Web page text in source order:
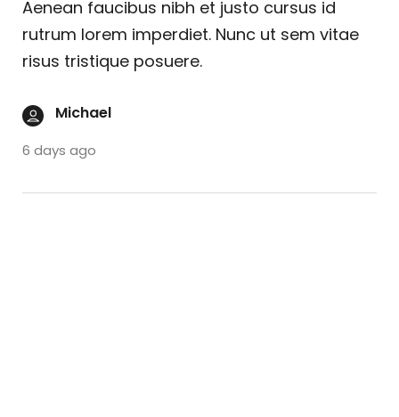
Aenean faucibus nibh et justo cursus id
rutrum lorem imperdiet. Nunc ut sem vitae
risus tristique posuere.
Michael
6 days ago